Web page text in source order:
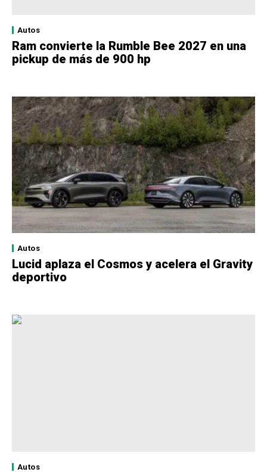
Autos
Ram convierte la Rumble Bee 2027 en una
pickup de más de 900 hp
Autos
Lucid aplaza el Cosmos y acelera el Gravity
deportivo
Autos